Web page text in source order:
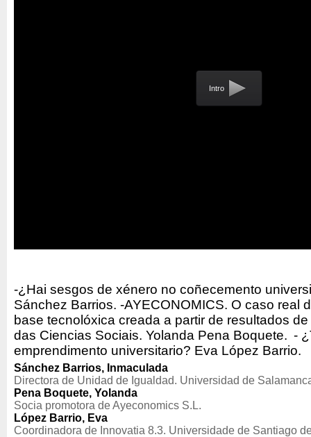
Intro
-¿Hai sesgos de xénero no coñecemento
Sánchez Barrios. -AYECONOMICS. O caso real
base tecnolóxica creada a partir de resultados
das Ciencias Sociais. Yolanda Pena Boquete. -
emprendimento universitario? Eva López Barrio.
Sánchez Barrios, Inmaculada
Directora de Unidad de Igualdad. Universidad de
Pena Boquete, Yolanda
Socia promotora de Ayeconomics S.L.
López Barrio, Eva
Coordinadora de Innovatia 8.3. Universidade de Santiago